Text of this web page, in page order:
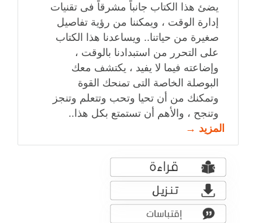
يضئ هذا الكتاب جانباً مشرقاً فى تقنيات
إدارة الوقت ، ويمكننا من رؤية تفاصيل
صغيرة من حياتنا.. ويساعدنا هذا الكتاب
على التحرر من استبدادنا بالوقت ،
وإضاعته فيما لا يفيد ، يكتشف معك
البوصلة الخاصة التى تمنحك القوة
وتمكنك من أن تحيا وتحب وتتعلم وتنجز
وتنجح ، والأهم أن تستمتع بكل هذا..
المزيد →